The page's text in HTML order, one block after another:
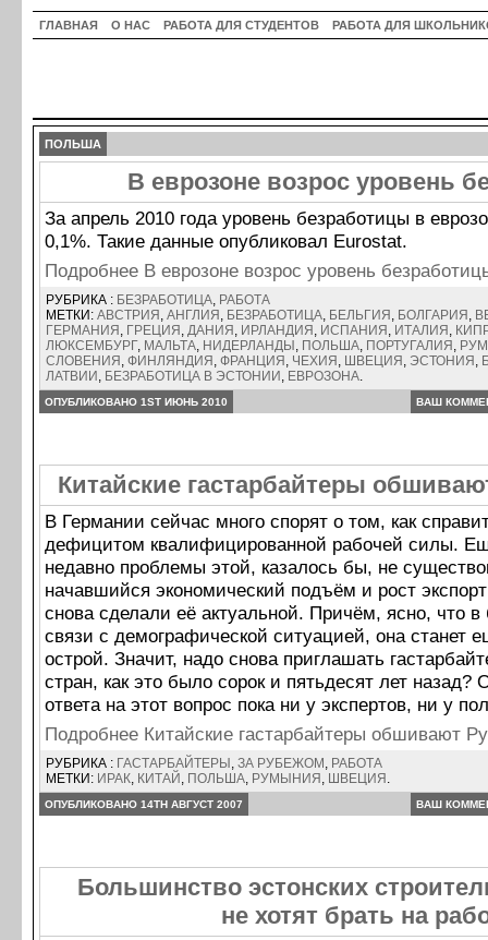
ГЛАВНАЯ О НАС РАБОТА ДЛЯ СТУДЕНТОВ РАБОТА ДЛЯ
ПОЛЬША
В еврозоне возрос уровень
За апрель 2010 года уровень безработицы в
0,1%. Такие данные опубликовал Eurostat.
Подробнее В еврозоне возрос уровень
РУБРИКА : БЕЗРАБОТИЦА, РАБОТА
МЕТКИ: АВСТРИЯ , АНГЛИЯ , БЕЗРАБОТИЦА, БЕЛЬГИЯ , БОЛГАРИЯ ,
ГЕРМАНИЯ , ГРЕЦИЯ , ДАНИЯ , ИРЛАНДИЯ , ИСПАНИЯ , ИТАЛИЯ , КИПР
ЛЮКСЕМБУРГ, МАЛЬТА, НИДЕРЛАНДЫ , ПОЛЬША, ПОРТУГАЛИЯ ,
СЛОВЕНИЯ , ФИНЛЯНДИЯ , ФРАНЦИЯ , ЧЕХИЯ , ШВЕЦИЯ , ЭСТОНИЯ ,
ЛАТВИИ , БЕЗРАБОТИЦА В ЭСТОНИИ , ЕВРОЗОНА.
ОПУБЛИКОВАНО 1ST ИЮНЬ 2010 ВАШ
Китайские гастарбайтеры
В Германии сейчас много спорят о том, как
дефицитом квалифицированной рабочей силы.
недавно проблемы этой, казалось бы, не
начавшийся экономический подъём и рост
снова сделали её актуальной. Причём, ясно, что
связи с демографической ситуацией, она станет
острой. Значит, надо снова приглашать
стран, как это было сорок и пятьдесят лет назад?
ответа на этот вопрос пока ни у экспертов, ни у
Подробнее Китайские гастарбайтеры обшивают
РУБРИКА : ГАСТАРБАЙТЕРЫ , ЗА РУБЕЖОМ , РАБОТА
МЕТКИ: ИРАК, КИТАЙ , ПОЛЬША, РУМЫНИЯ , ШВЕЦИЯ .
ОПУБЛИКОВАНО 14TH АВГУСТ 2007 ВАШ
Большинство эстонских
не хотят брать на